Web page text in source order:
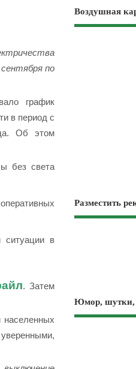
по
график
в период с
Об этом
без света
ситуации в
. Затем
Воздушная
Разместить
Юмор, шутки,